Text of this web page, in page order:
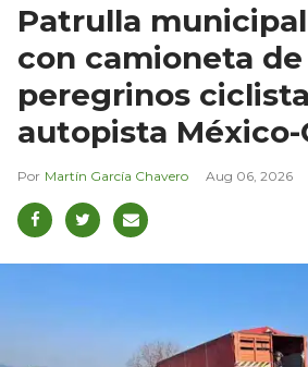
Patrulla
con camioneta de
peregrinos
autopista
Martín García Chavero Aug 06, 2026